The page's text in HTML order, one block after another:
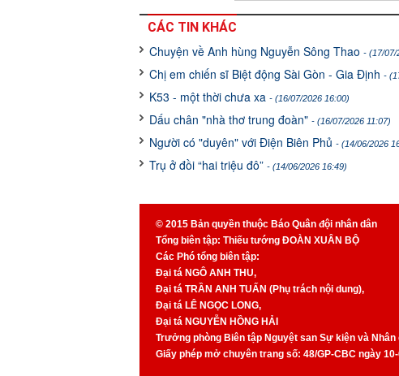
CÁC TIN KHÁC
Chuyện về Anh hùng Nguyễn Sông Thao - (17/07/
Chị em chiến sĩ Biệt động Sài Gòn - Gia Định -
K53 - một thời chưa xa - (16/07/2026 16:00)
Dấu chân "nhà thơ trung đoàn" - (16/07/2026 11:07)
Người có "duyên" với Điện Biên Phủ - (14/06/2026
Trụ ở đồi “hai triệu đô” - (14/06/2026 16:49)
© 2015 Bản quyền thuộc Báo Quân đội nhân dân
Tổng biên tập: Thiếu tướng ĐOÀN XUÂN BỘ
Các Phó tổng biên tập:
Đại tá NGÔ ANH THU,
Đại tá TRẦN ANH TUẤN (Phụ trách nội dung),
Đại tá LÊ NGỌC LONG,
Đại tá NGUYỄN HỒNG HẢI
Trưởng phòng Biên tập Nguyệt san Sự kiện và
Giấy phép mở chuyên trang số: 48/GP-CBC ngày